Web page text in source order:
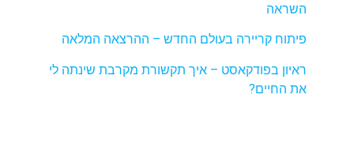
השראה
פיתוח קריירה בעולם החדש – ההרצאה המלאה
ראיון בפודקאסט – איך תקשורת מקרבת שינתה לי
את החיים?